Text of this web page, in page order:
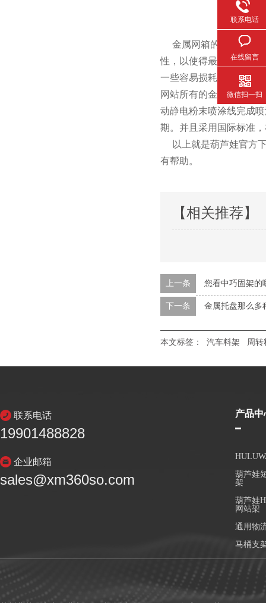
金属网箱的设计是比较科
性，以使得最终生产
一些容易损耗的零配件都
网站所有的金属周转箱包
动静电粉末喷涂线完成喷涂
期。并且采用国际标准
以上就是葫芦娃官方下
有帮助。
【相关推荐】
上一条 您看中巧固架的
下一条 金属托盘那么多种类
本文标签： 汽车料架 周转
联系电话
19901488828
企业邮箱
sales@xm360so.com
产品中
葫芦娃
架
葫芦娃
网站架
通用物
马桶支
联系电话
在线留言
微信扫一扫